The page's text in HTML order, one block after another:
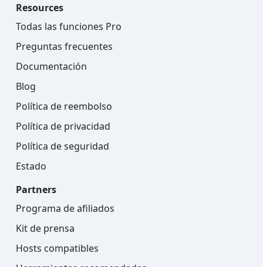
Resources
Todas las funciones Pro
Preguntas frecuentes
Documentación
Blog
Política de reembolso
Política de privacidad
Política de seguridad
Estado
Partners
Programa de afiliados
Kit de prensa
Hosts compatibles